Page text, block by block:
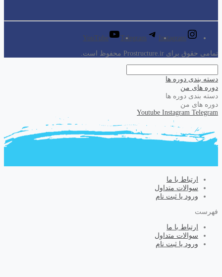
Instagram
Telegram
YouTube
تمامی حقوق برای Prostructure.ir محفوظ است.
دسته بندی دوره ها
دوره های من
دسته بندی دوره ها
دوره های من
Youtube Instagram Telegram
ارتباط با ما
سوالات متداول
ورود یا ثبت نام
فهرست
ارتباط با ما
سوالات متداول
ورود یا ثبت نام